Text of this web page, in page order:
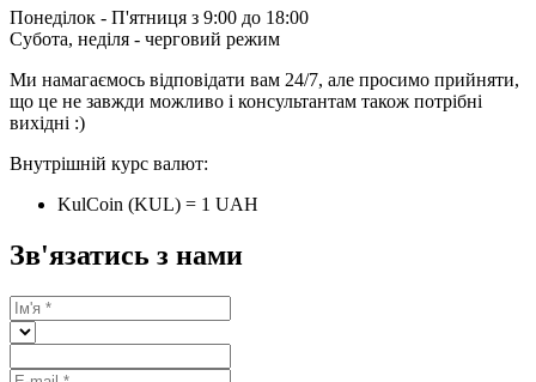
Понеділок - П'ятниця з 9:00 до 18:00
Субота, неділя - черговий режим
Ми намагаємось відповідати вам 24/7, але просимо прийняти,
що це не завжди можливо і консультантам також потрібні
вихідні :)
Внутрішній курс валют:
KulCoin (KUL) = 1 UAH
Зв'язатись з нами